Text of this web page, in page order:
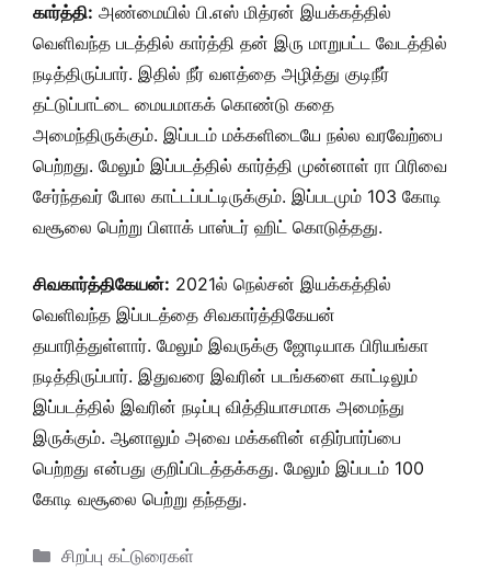
கார்த்தி: அண்மையில் பி.எஸ் மித்ரன் இயக்கத்தில்
வெளிவந்த படத்தில் கார்த்தி தன் இரு மாறுபட்ட வேடத்தில்
நடித்திருப்பார். இதில் நீர் வளத்தை அழித்து குடிநீர்
தட்டுப்பாட்டை மையமாகக் கொண்டு கதை
அமைந்திருக்கும். இப்படம் மக்களிடையே நல்ல வரவேற்பை
பெற்றது. மேலும் இப்படத்தில் கார்த்தி முன்னாள் ரா பிரிவை
சேர்ந்தவர் போல காட்டப்பட்டிருக்கும். இப்படமும் 103 கோடி
வசூலை பெற்று பிளாக் பாஸ்டர் ஹிட் கொடுத்தது.
சிவகார்த்திகேயன்: 2021ல் நெல்சன் இயக்கத்தில்
வெளிவந்த இப்படத்தை சிவகார்த்திகேயன்
தயாரித்துள்ளார். மேலும் இவருக்கு ஜோடியாக பிரியங்கா
நடித்திருப்பார். இதுவரை இவரின் படங்களை காட்டிலும்
இப்படத்தில் இவரின் நடிப்பு வித்தியாசமாக அமைந்து
இருக்கும். ஆனாலும் அவை மக்களின் எதிர்பார்ப்பை
பெற்றது என்பது குறிப்பிடத்தக்கது. மேலும் இப்படம் 100
கோடி வசூலை பெற்று தந்தது.
Categories
சிறப்பு கட்டுரைகள்